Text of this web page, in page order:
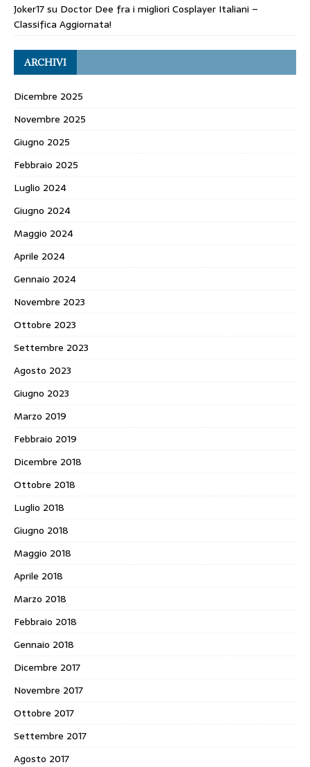
Joker17su Doctor Dee fra i migliori Cosplayer Italiani –
Classifica Aggiornata!
ARCHIVI
Dicembre 2025
Novembre 2025
Giugno 2025
Febbraio 2025
Luglio 2024
Giugno 2024
Maggio 2024
Aprile 2024
Gennaio 2024
Novembre 2023
Ottobre 2023
Settembre 2023
Agosto 2023
Giugno 2023
Marzo 2019
Febbraio 2019
Dicembre 2018
Ottobre 2018
Luglio 2018
Giugno 2018
Maggio 2018
Aprile 2018
Marzo 2018
Febbraio 2018
Gennaio 2018
Dicembre 2017
Novembre 2017
Ottobre 2017
Settembre 2017
Agosto 2017